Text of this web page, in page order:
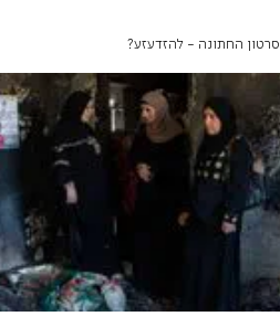
סרטון החתונה - להזדעזע?